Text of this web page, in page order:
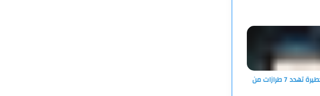
ثغرة أمنية خطيرة تهدد 7 طرازات من